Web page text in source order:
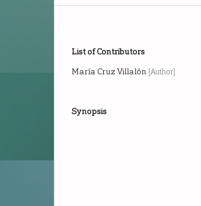
List of Contributors
María Cruz Villalón [Author]
Synopsis